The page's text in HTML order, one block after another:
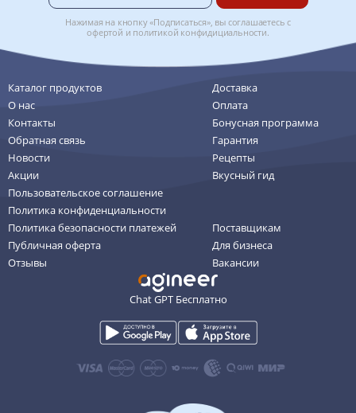
Нажимая на кнопку «Подписаться», вы соглашаетесь с
офертой и политикой конфидициальности.
Каталог продуктов
О нас
Контакты
Обратная связь
Новости
Акции
Пользовательское соглашение
Политика конфиденциальности
Политика безопасности платежей
Публичная оферта
Отзывы
Доставка
Оплата
Бонусная программа
Гарантия
Рецепты
Вкусный гид
Поставщикам
Для бизнеса
Вакансии
Chat GPT Бесплатно